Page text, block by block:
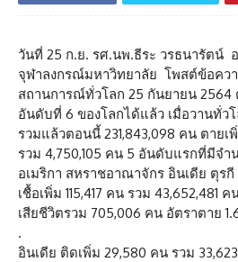
วันที่ 25 ก.ย. รศ.นพ.ธีระ วรธนารัตน์
จุฬาลงกรณ์มหาวิทยาลัย โพสต์ข้อคว
สถานการณ์ทั่วโลก 25 กันยายน 2564
อันดับที่ 6 ของโลกได้แล้ว เมื่อวานทั่ว
รวมแล้วตอนนี้ 231,843,098 คน ตาย
รวม 4,750,105 คน 5 อันดับแรกที่มีจ
อเมริกา สหราชอาณาจักร อินเดีย ตุรกี
เชื้อเพิ่ม 115,417 คน รวม 43,652,481
เสียชีวิตรวม 705,006 คน อัตราตาย
.
อินเดีย ติดเพิ่ม 29,580 คน รวม